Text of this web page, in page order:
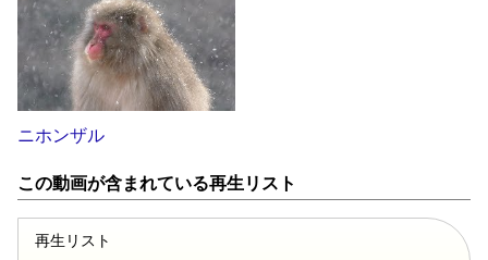
ニホンザル
この動画が含まれている再生リスト
再生リスト